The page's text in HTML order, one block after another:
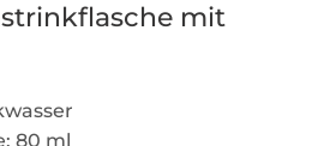
mit
80 ml